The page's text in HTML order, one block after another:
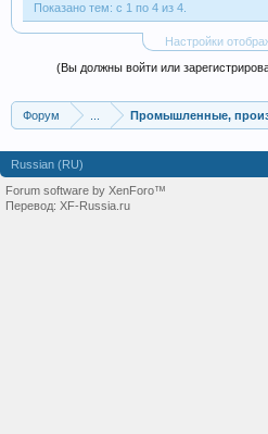
Показано тем: с 1 по 4 из 4.
Настройки
(Вы должны войти или
Форум Промышленные,
Russian (RU)
Forum software by XenForo™
Перевод: XF-Russia.ru